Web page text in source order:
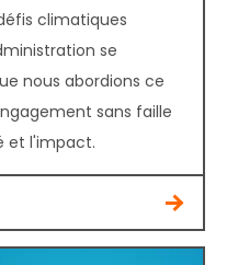
climatiques
se
nous abordions ce
sans faille
et l'impact.